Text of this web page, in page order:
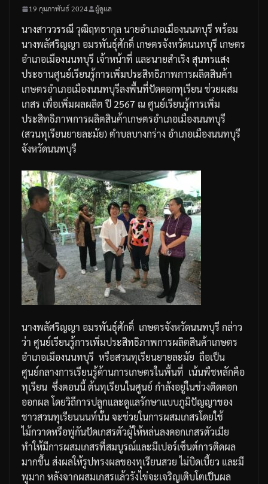
19 กุมภาพันธ์ 2024 ผู้ดูแล
นางสาววรรณีวุฒิฤทธากุล นายอำเภอเมืองนนทบุรี พร้อม
นางพลัศริญญา อมรพันธุ์ศักดิ์ เกษตรจังหวัดนนทบุรี เกษตร
อำเภอเมืองนนทบุรี เจ้าหน้าที่ และนายสำเริง สุนทรแสง
ประธานศูนย์เรียนรู้การเพิ่มประสิทธิภาพการผลิตสินค้า
เกษตรอำเภอเมืองนนทบุรีลงพื้นที่ปัดดอกทุเรียนช่วยผสม
เกสร เพื่อเพิ่มผลผลิต ปี 2567 ณศูนย์เรียนรู้การเพิ่ม
ประสิทธิภาพการผลิตสินค้าเกษตรอำเภอเมืองนนทบุรี
(สวนทุเรียนยายละมัย)ตำบลบางกร่าง อำเภอเมืองนนทบุรี
จังหวัดนนทบุรี
นางพลัศริญญา อมรพันธุ์ศักดิ์ เกษตรจังหวัดนนทบุรี กล่าว
ว่า ศูนย์เรียนรู้การเพิ่มประสิทธิภาพการผลิตสินค้าเกษตร
อำเภอเมืองนนทบุรี หรือสวนทุเรียนยายละมัย ถือเป็น
ศูนย์กลางการเรียนรู้ด้านการเกษตรในพื้นที่ เน้นพืชหลักคือ
ทุเรียน ซึ่งตอนนี้ต้นทุเรียนในศูนย์ กำลังอยู่ในช่วงติดดอก
ออกผล โดยวิถีการปลูกและดูแลรักษาแบบภูมิปัญญาของ
ชาวสวนทุเรียนนนท์นั้นจะช่วยในการผสมเกสรโดยใช้
ไม้กวาดหรือพู่กันปัดเกสรตัวผู้ให้หล่นลงดอกเกสรตัวเมีย
ทำให้มีการผสมเกสรที่สมบูรณ์และมีเปอร์เซ็นต์การติดผล
มากขึ้นส่งผลให้รูปทรงผลของทุเรียนสวย ไม่บิดเบี้ยว และมี
พูมาก หลังจากผสมเกสรแล้วรังไข่จะเจริญเติบโตเป็นผล